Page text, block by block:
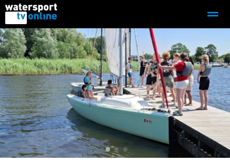
Zeilen Motorboot-sloep Adverteren Redactie
Home Contact Bellen Zoeken
●●●